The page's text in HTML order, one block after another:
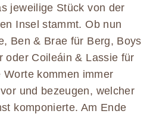
jeweilige Stück von der
Insel stammt. Ob nun
Ben & Brae für Berg, Boys
oder Coileáin & Lassie für
kommen immer
und bezeugen, welcher
komponierte. Am Ende